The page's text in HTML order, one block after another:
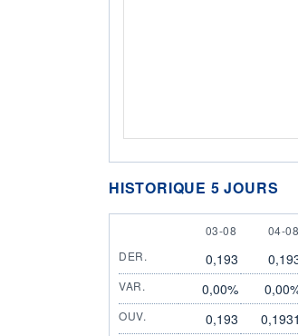
HISTORIQUE 5 JOURS
3 AUGUST
03-08 4
04-08
DER.
0,193
VAR. 0,00%
OUV. 0,193 0,1931